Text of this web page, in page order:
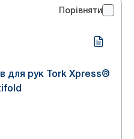
Порівняти
для рук Tork Xpress®